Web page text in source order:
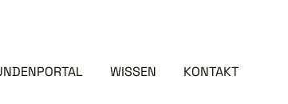
WISSEN KONTAKT
Qualität